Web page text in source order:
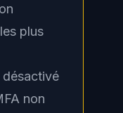
plus
non